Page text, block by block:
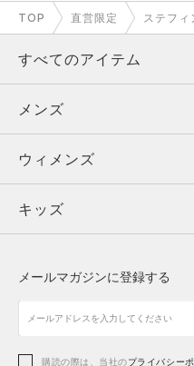
TOP 直営限定 ステフィ
すべてのアイテム
メンズ
ウィメンズ
キッズ
アクセサリー
メンズ
トップス
ボトムス
アクセサリー
ウィメンズ
トップス
シューズ
アクセサリー
キッズ
シューズ
メールマガジンに登録する
購読の際は、当社のプライバシー